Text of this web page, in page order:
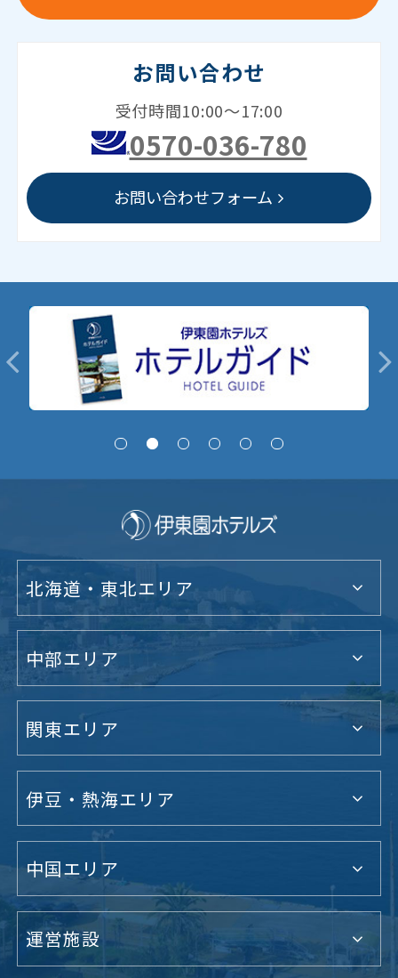
お問い合わせ
受付時間10:00～17:00
0570-036-780
お問い合わせフォーム
北海道・東北エリア
中部エリア
関東エリア
伊豆・熱海エリア
中国エリア
運営施設